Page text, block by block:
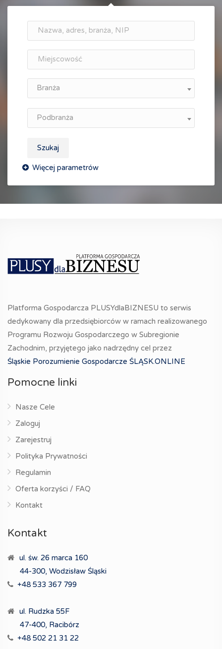
Branża
Podbranża
Szukaj
Platforma Gospodarcza PLUSYdlaBIZNESU to serwis
dedykowany dla przedsiębiorców w ramach realizowanego
Programu Rozwoju Gospodarczego w Subregionie
Zachodnim, przyjętego jako nadrzędny cel przez
Śląskie Porozumienie Gospodarcze ŚLĄSK.ONLINE
Pomocne linki
Nasze Cele
Zaloguj
Zarejestruj
Polityka Prywatności
Regulamin
Oferta korzyści / FAQ
Kontakt
Kontakt
ul. św. 26 marca 160
44-300, Wodzisław Śląski
+48 533 367 799
ul. Rudzka 55F
47-400, Racibórz
+48 502 21 31 22